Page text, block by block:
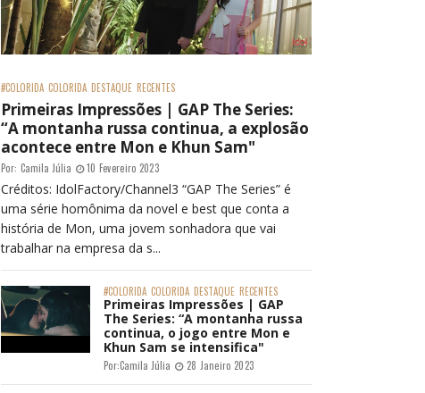
#COLORIDA COLORIDA DESTAQUE RECENTES
Primeiras Impressões | GAP The Series:
“A montanha russa continua, a explosão
acontece entre Mon e Khun Sam"
Por: Camila Júlia 10 Fevereiro 2023
Créditos: IdolFactory/Channel3 “GAP The Series” é
uma série homônima da novel e best que conta a
história de Mon, uma jovem sonhadora que vai
trabalhar na empresa da s...
#COLORIDA COLORIDA DESTAQUE RECENTES
Primeiras Impressões | GAP
The Series: “A montanha russa
continua, o jogo entre Mon e
Khun Sam se intensifica"
Por:Camila Júlia 28 Janeiro 2023